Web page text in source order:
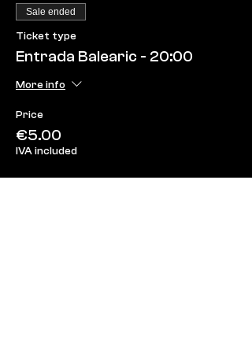
Sale ended
Ticket type
Entrada Balearic - 20:00
More info
Price
€5.00
IVA included